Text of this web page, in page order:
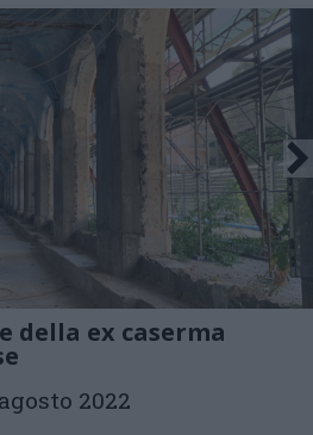
della ex caserma
2022